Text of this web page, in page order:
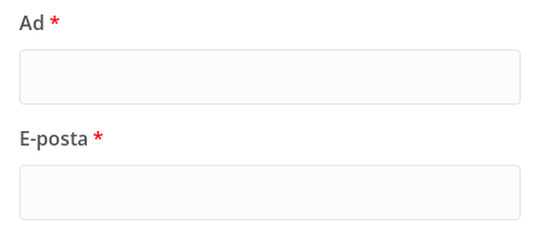
Ad *
E-posta *